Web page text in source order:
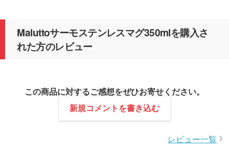
Maluttoサーモステンレスマグ350mlを購入さ
れた方のレビュー
この商品に対するご感想をぜひお寄せください。
新規コメントを書き込む
レビュー一覧